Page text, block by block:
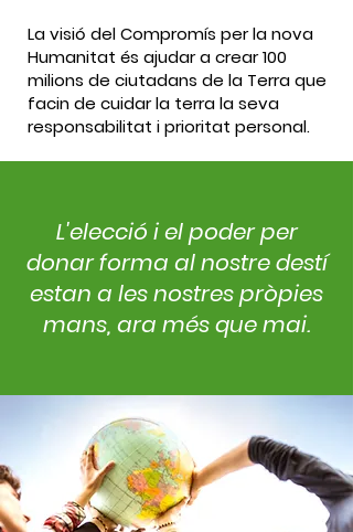
La visió del Compromís per la nova
Humanitat és ajudar a crear 100
milions de ciutadans de la Terra que
facin de cuidar la terra la seva
responsabilitat i prioritat personal.
L'elecció i el poder per
donar forma al nostre destí
estan a les nostres pròpies
mans, ara més que mai.